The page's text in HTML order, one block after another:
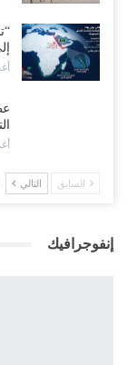
السابق التالي
إنفوجرافيك